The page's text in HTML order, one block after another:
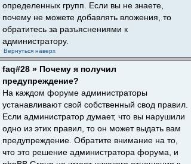
определенных групп. Если вы не знаете,
почему не можете добавлять вложения, то
обратитесь за разъяснениями к
администратору.
Вернуться наверх
faq#28 » Почему я получил
предупреждение?
На каждом форуме администраторы
устанавливают свой собственный свод правил.
Если администратор думает, что вы нарушили
одно из этих правил, то он может выдать вам
предупреждение. Обратите внимание на то,
что это решение администратора форума, и